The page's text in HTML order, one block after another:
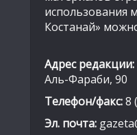
использования
Костанай»
Адрес редакции:
Аль-Фараби, 90
Телефон/факс:8
Эл. почта: